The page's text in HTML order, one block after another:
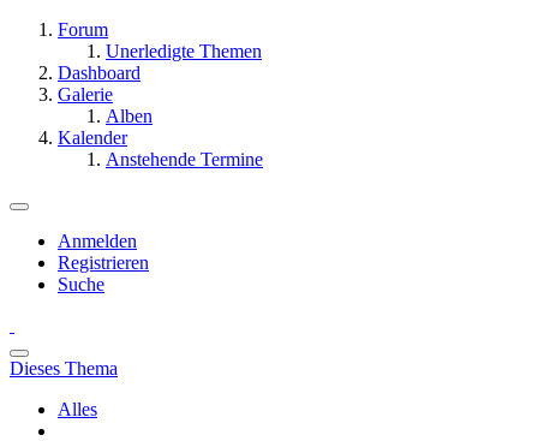
Forum
Unerledigte Themen
Dashboard
Galerie
Alben
Kalender
Anstehende Termine
Anmelden
Registrieren
Suche
Dieses Thema
Alles